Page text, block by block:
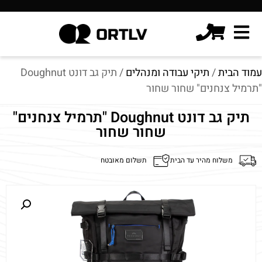
עמוד הבית/תיקי עבודה ומנהלים
/ תיק גב דונט Doughnut
"תרמיל צנחנים" שחור שחור
תיק גב דונט Doughnut "תרמיל צנחנים"
שחור שחור
משלוח מהיר עד הבית תשלום מאובטח